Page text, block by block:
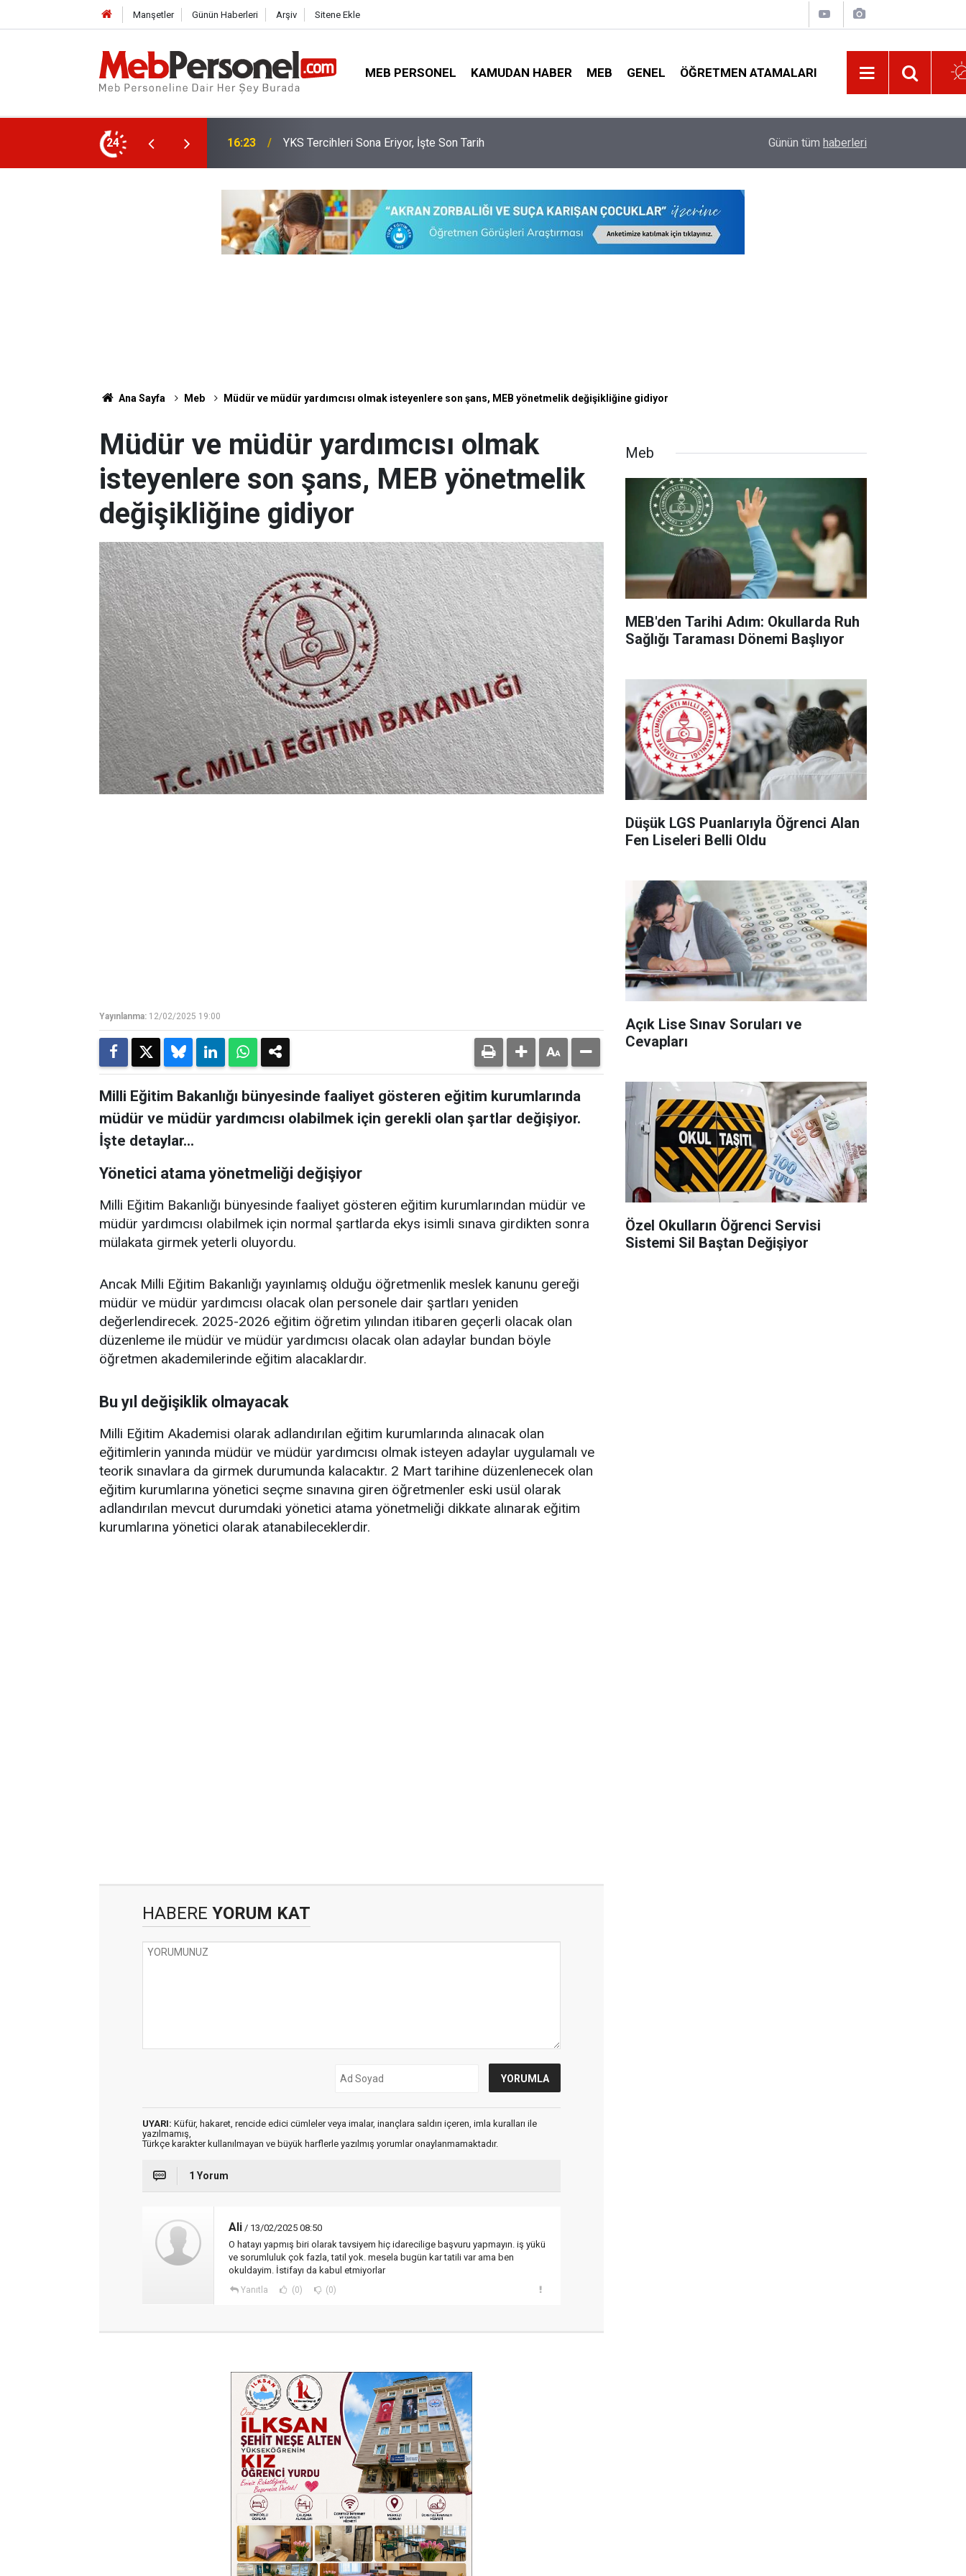
Manşetler Günün Haberleri Arşiv Sitene Ekle
MEB PERSONEL KAMUDAN HABER MEB GENEL ÖĞRETMEN ATAMALARI
24 15:35
Öğretmenler İl Dışı Özür Grubu İçin İl Emri İstiyor? Bakanlıktan Cevap Geldi
Mi?
Günün tüm haberleri
Ana Sayfa Meb Müdür ve müdür yardımcısı olmak isteyenlere son şans, MEB yönetmelik değişikliğine gidiyor
Müdür ve müdür yardımcısı olmak
isteyenlere son şans, MEB yönetmelik
değişikliğine gidiyor
Yayınlanma: 12/02/2025 19:00
Milli Eğitim Bakanlığı bünyesinde faaliyet gösteren eğitim kurumlarında
müdür ve müdür yardımcısı olabilmek için gerekli olan şartlar değişiyor.
İşte detaylar…
Yönetici atama yönetmeliği değişiyor
Milli Eğitim Bakanlığı bünyesinde faaliyet gösteren eğitim kurumlarından müdür ve
müdür yardımcısı olabilmek için normal şartlarda ekys isimli sınava girdikten sonra
mülakata girmek yeterli oluyordu.
Ancak Milli Eğitim Bakanlığı yayınlamış olduğu öğretmenlik meslek kanunu gereği
müdür ve müdür yardımcısı olacak olan personele dair şartları yeniden
değerlendirecek. 2025-2026 eğitim öğretim yılından itibaren geçerli olacak olan
düzenleme ile müdür ve müdür yardımcısı olacak olan adaylar bundan böyle
öğretmen akademilerinde eğitim alacaklardır.
Bu yıl değişiklik olmayacak
Milli Eğitim Akademisi olarak adlandırılan eğitim kurumlarında alınacak olan
eğitimlerin yanında müdür ve müdür yardımcısı olmak isteyen adaylar uygulamalı ve
teorik sınavlara da girmek durumunda kalacaktır. 2 Mart tarihine düzenlenecek olan
eğitim kurumlarına yönetici seçme sınavına giren öğretmenler eski usül olarak
adlandırılan mevcut durumdaki yönetici atama yönetmeliği dikkate alınarak eğitim
kurumlarına yönetici olarak atanabileceklerdir.
HABERE YORUM KAT
UYARI: Küfür, hakaret, rencide edici cümleler veya imalar, inançlara saldırı içeren, imla kuralları ile
yazılmamış,
Türkçe karakter kullanılmayan ve büyük harflerle yazılmış yorumlar onaylanmamaktadır.
1 Yorum
Ali / 13/02/2025 08:50
O hatayı yapmış biri olarak tavsiyem hiç idarecilige başvuru yapmayın. iş yükü
ve sorumluluk çok fazla, tatil yok. mesela bugün kar tatili var ama ben
okuldayim. İstifayı da kabul etmiyorlar
Yanıtla (0) (0)
Meb
MEB'den Tarihi Adım: Okullarda Ruh
Sağlığı Taraması Dönemi Başlıyor
Düşük LGS Puanlarıyla Öğrenci Alan
Fen Liseleri Belli Oldu
Açık Lise Sınav Soruları ve
Cevapları
Özel Okulların Öğrenci Servisi
Sistemi Sil Baştan Değişiyor